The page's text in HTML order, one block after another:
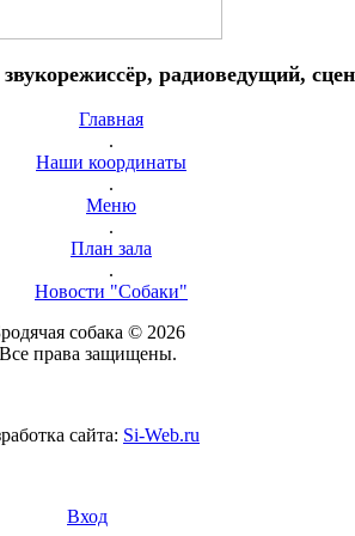
радиоведущий,
Главная
.
Наши координаты
.
Меню
.
План зала
.
Новости "Собаки"
собака © 2026
Все права защищены.
сайта: Si-Web.ru
Вход